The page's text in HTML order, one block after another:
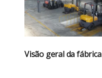
Visão geral da fábrica